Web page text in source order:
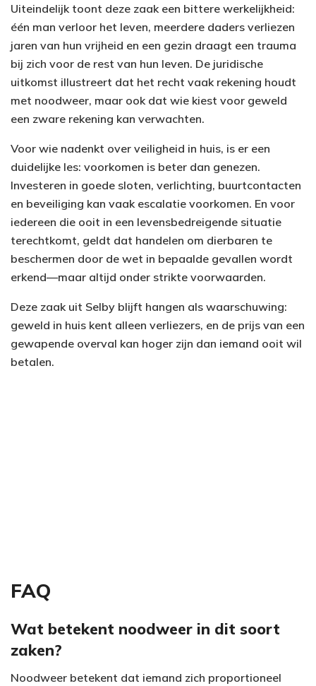
Uiteindelijk toont deze zaak een bittere werkelijkheid:
één man verloor het leven, meerdere daders verliezen
jaren van hun vrijheid en een gezin draagt een trauma
bij zich voor de rest van hun leven. De juridische
uitkomst illustreert dat het recht vaak rekening houdt
met noodweer, maar ook dat wie kiest voor geweld
een zware rekening kan verwachten.
Voor wie nadenkt over veiligheid in huis, is er een
duidelijke les: voorkomen is beter dan genezen.
Investeren in goede sloten, verlichting, buurtcontacten
en beveiliging kan vaak escalatie voorkomen. En voor
iedereen die ooit in een levensbedreigende situatie
terechtkomt, geldt dat handelen om dierbaren te
beschermen door de wet in bepaalde gevallen wordt
erkend—maar altijd onder strikte voorwaarden.
Deze zaak uit Selby blijft hangen als waarschuwing:
geweld in huis kent alleen verliezers, en de prijs van een
gewapende overval kan hoger zijn dan iemand ooit wil
betalen.
FAQ
Wat betekent noodweer in dit soort
zaken?
Noodweer betekent dat iemand zich proportioneel